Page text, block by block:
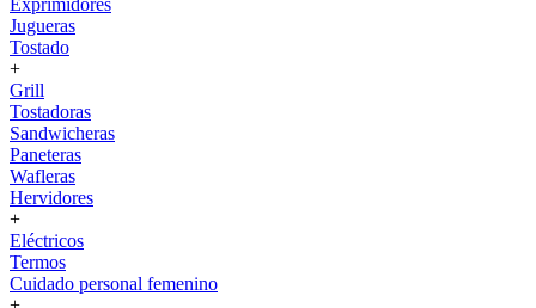
Exprimidores
Jugueras
Tostado
+
Grill
Tostadoras
Sandwicheras
Paneteras
Wafleras
Hervidores
+
Eléctricos
Termos
Cuidado personal femenino